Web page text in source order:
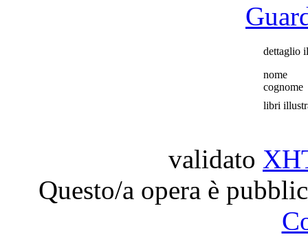
dettaglio
nome
cognome
libri
validato
Questo/a opera è